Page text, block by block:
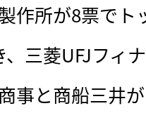
作所が8票でト
三菱UFJフィ
事と商船三井